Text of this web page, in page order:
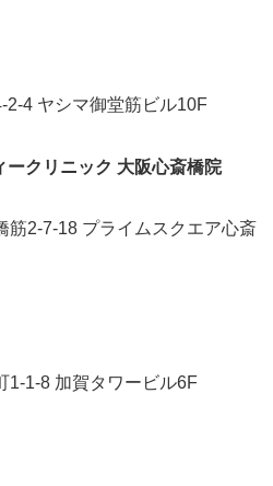
2-4 ヤシマ御堂筋ビル10F
クリニック 大阪心斎橋院
筋2-7-18 プライムスクエア心斎
1-1-8 加賀タワービル6F